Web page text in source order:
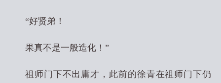
“好贤弟！
果真不是一般造化！”
祖师门下不出庸才，此前的徐青在祖师门下仍